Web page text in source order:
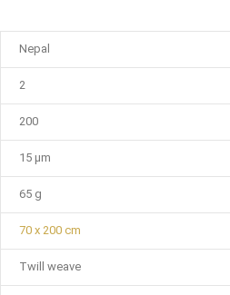
Nepal
2
200
15 µm
65 g
70 x 200 cm
Twill weave